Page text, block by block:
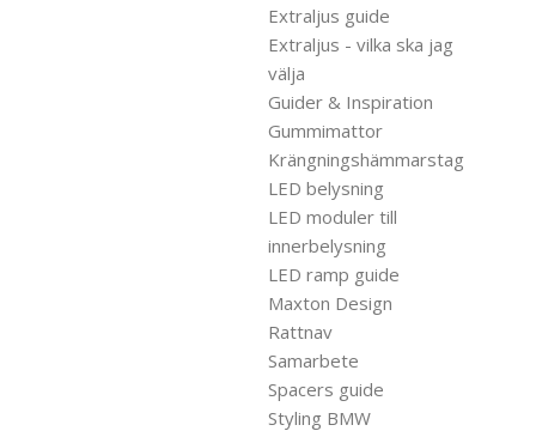
Extraljus guide
Extraljus - vilka ska jag
välja
Guider & Inspiration
Gummimattor
Krängningshämmarstag
LED belysning
LED moduler till
innerbelysning
LED ramp guide
Maxton Design
Rattnav
Samarbete
Spacers guide
Styling BMW